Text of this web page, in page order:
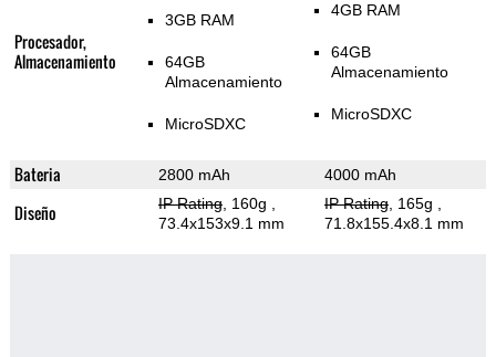
Procesador,
Almacenamiento
3GB RAM
64GB
Almacenamiento
MicroSDXC
4GB RAM
64GB
Almacenamiento
MicroSDXC
Bateria 2800 mAh 4000 mAh
Diseño IP Rating, 160g
73.4x153x9.1 mm
IP Rating, 165g
71.8x155.4x8.1 mm